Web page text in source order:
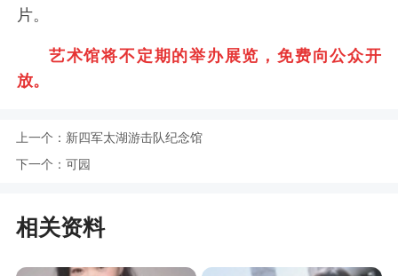
片。
艺术馆将不定期的举办展览，免费向公众开
放。
上一个： 新四军太湖游击队纪念馆
下一个： 可园
相关资料